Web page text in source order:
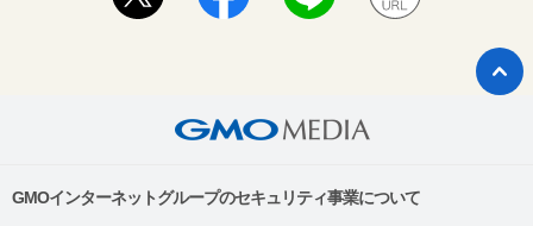
GMOインターネットグループのセキュリティ事業について